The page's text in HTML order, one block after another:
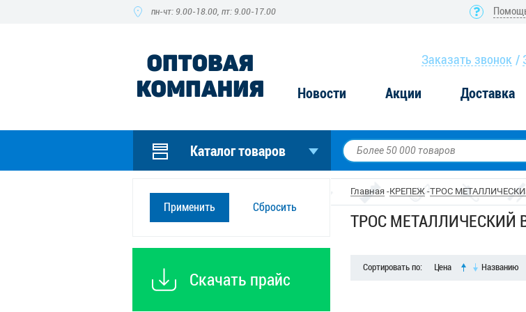
пн-чт: 9.00-18.00, пт: 9.00-17.00
Заказать звонок
Новости Акции Доставка
Каталог товаров
Сбросить
Скачать прайс
Главная КРЕПЕЖ ТРОС
ТРОС МЕТАЛЛИЧЕСКИЙ
Сортировать по: Цена Названию